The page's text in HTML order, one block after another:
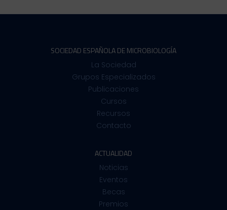
SOCIEDAD ESPAÑOLA DE MICROBIOLOGÍA
La Sociedad
Grupos Especializados
Publicaciones
Cursos
Recursos
Contacto
ACTUALIDAD
Noticias
Eventos
Becas
Premios